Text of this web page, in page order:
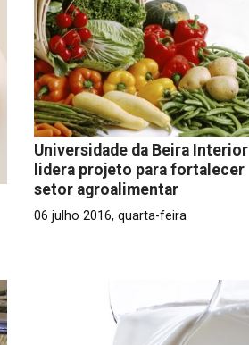
Universidade da Beira Interior
lidera projeto para fortalecer
setor agroalimentar
06 julho 2016, quarta-feira